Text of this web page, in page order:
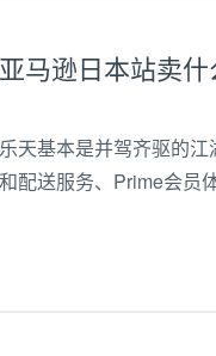
马逊日本站卖什
基本是并驾齐驱的江
配送服务、Prime会员